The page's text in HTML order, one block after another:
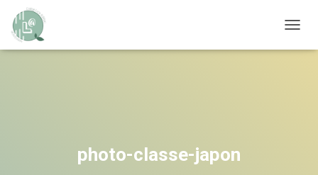
photo-classe-japon